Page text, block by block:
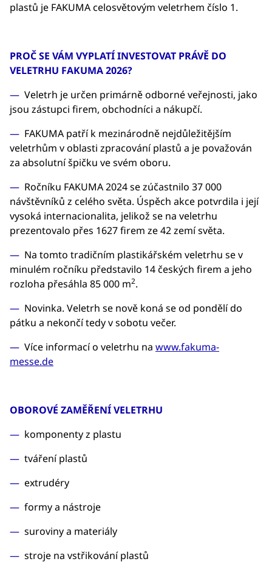
plastů je FAKUMA celosvětovým veletrhem číslo 1.
PROČ SE VÁM VYPLATÍ INVESTOVAT PRÁVĚ DO
VELETRHU FAKUMA 2026?
Veletrh je určen primárně odborné veřejnosti, jako
jsou zástupci firem, obchodníci a nákupčí.
FAKUMA patří k mezinárodně nejdůležitějším
veletrhům v oblasti zpracování plastů a je považován
za absolutní špičku ve svém oboru.
Ročníku FAKUMA 2024 se zúčastnilo 37 000
návštěvníků z celého světa. Úspěch akce potvrdila i její
vysoká internacionalita, jelikož se na veletrhu
prezentovalo přes 1627 firem ze 42 zemí světa.
Na tomto tradičním plastikářském veletrhu se v
minulém ročníku představilo 14 českých firem a jeho
rozloha přesáhla 85 000 m2.
Novinka. Veletrh se nově koná se od pondělí do
pátku a nekončí tedy v sobotu večer.
Více informací o veletrhu na www.fakuma-
messe.de
OBOROVÉ ZAMĚŘENÍ VELETRHU
komponenty z plastu
tváření plastů
extrudéry
formy a nástroje
suroviny a materiály
stroje na vstřikování plastů